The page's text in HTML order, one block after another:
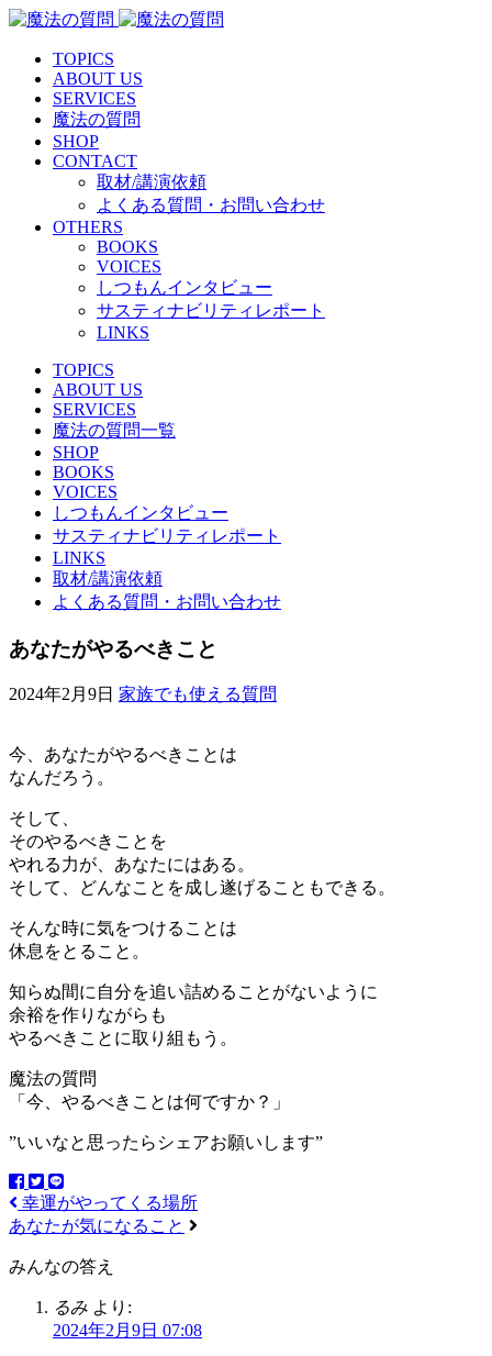
TOPICS
ABOUT US
SERVICES
魔法の質問
SHOP
CONTACT
取材/講演依頼
よくある質問・お問い合わせ
OTHERS
BOOKS
VOICES
しつもんインタビュー
サスティナビリティレポート
LINKS
TOPICS
ABOUT US
SERVICES
魔法の質問一覧
SHOP
BOOKS
VOICES
しつもんインタビュー
サスティナビリティレポート
LINKS
取材/講演依頼
よくある質問・お問い合わせ
あなたがやるべきこと
2024年2月9日 家族でも使える質問
今、あなたがやるべきことは
なんだろう。
そして、
そのやるべきことを
やれる力が、あなたにはある。
そして、どんなことを成し遂げることもできる。
そんな時に気をつけることは
休息をとること。
知らぬ間に自分を追い詰めることがないように
余裕を作りながらも
やるべきことに取り組もう。
魔法の質問
「今、やるべきことは何ですか？」
”いいなと思ったらシェアお願いします”
幸運がやってくる場所
あなたが気になること
みんなの答え
るみ より:
2024年2月9日 07:08